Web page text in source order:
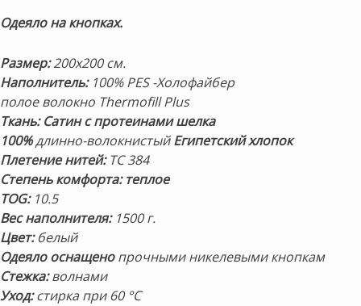
Одеяло на кнопках.
Размер:200х200 см.
Наполнитель: 100% PES -Холофайбер
полое волокно Thermofill Plus
Ткань: Сатин с протеинами шелка
100%длинно-волокнистыйЕгипетский хлопок
Плетение нитей:TC 384
Степень комфорта: теплое
TOG:10.5
Вес наполнителя:1500 г.
Цвет:белый
Одеяло оснащенопрочными никелевыми кнопкам
Стежка:волнами
Уход:стирка при 60 °C